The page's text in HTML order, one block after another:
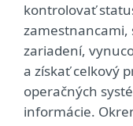
kontrolovať
zamestnancami,
zariadení,
a získať celkový
operačných
informácie.